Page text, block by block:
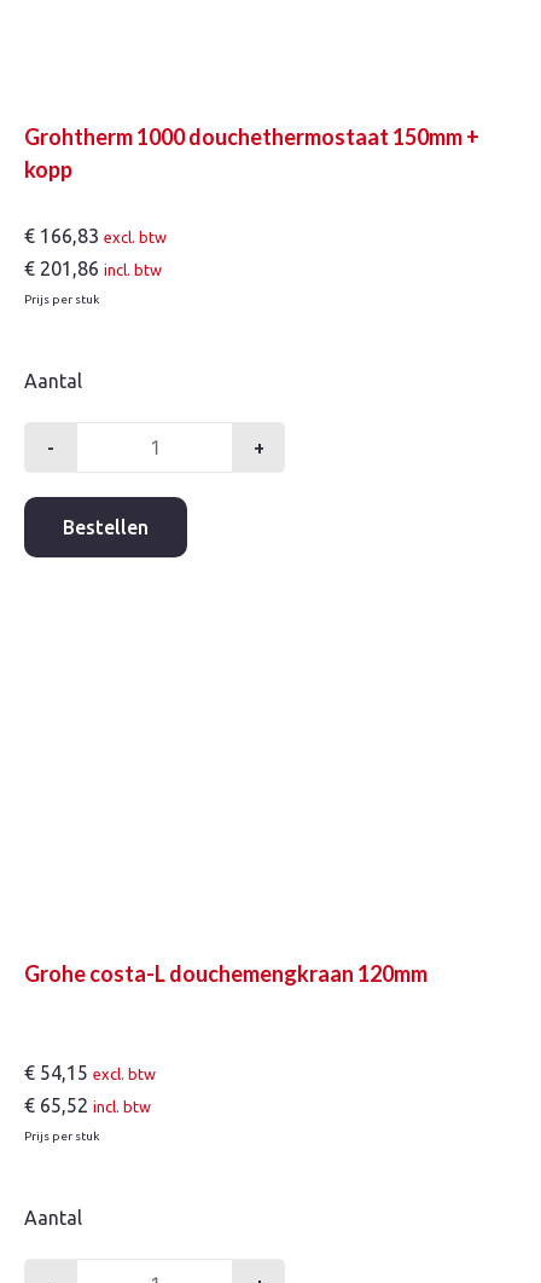
Grohtherm 1000 douchethermostaat 150mm +
kopp
€ 166,83 excl. btw
€ 201,86 incl. btw
Prijs per stuk
Aantal
-
1000
douchethermostaat
150mm
+
Bestellen
Grohe costa-L douchemengkraan 120mm
€ 54,15 excl. btw
€ 65,52 incl. btw
Prijs per stuk
Aantal